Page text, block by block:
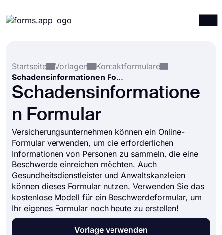
Integrationen
Vorlagen
Ressourcen
Startseite
Vorlagen
Kontaktformulare
Schadensinformationen Formular
Schadensinformatione
n Formular
Versicherungsunternehmen können ein Online-
Formular verwenden, um die erforderlichen
Informationen von Personen zu sammeln, die eine
Beschwerde einreichen möchten. Auch
Gesundheitsdienstleister und Anwaltskanzleien
können dieses Formular nutzen. Verwenden Sie das
kostenlose Modell für ein Beschwerdeformular, um
Ihr eigenes Formular noch heute zu erstellen!
Vorlage verwenden